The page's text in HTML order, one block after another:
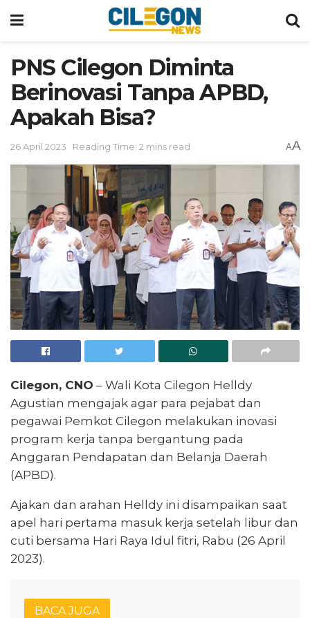
PNS Cilegon Diminta
Berinovasi Tanpa APBD,
Apakah Bisa?
26 April 2023 Reading Time: 2 mins read AA
Cilegon, CNO – Wali Kota Cilegon Helldy
Agustian mengajak agar para pejabat dan
pegawai Pemkot Cilegon melakukan inovasi
program kerja tanpa bergantung pada
Anggaran Pendapatan dan Belanja Daerah
(APBD).
Ajakan dan arahan Helldy ini disampaikan saat
apel hari pertama masuk kerja setelah libur dan
cuti bersama Hari Raya Idul fitri, Rabu (26 April
2023).
BACA JUGA